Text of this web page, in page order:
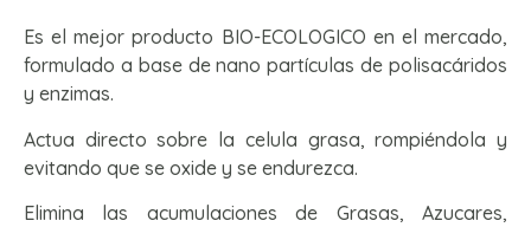
Es el mejor producto BIO-ECOLOGICO en el mercado,
formulado a base de nano partículas de polisacáridos
y enzimas.
Actua directo sobre la celula grasa, rompiéndola y
evitando que se oxide y se endurezca.
Elimina las acumulaciones de Grasas, Azucares,